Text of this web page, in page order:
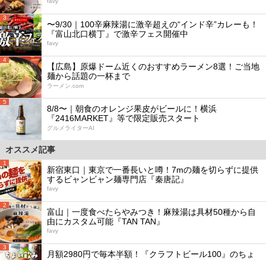
3
〜9/30｜100辛麻辣湯に激辛超えの“インド辛”カレーも！
『富山北口横丁』で激辛フェス開催中
favy
4
【広島】原爆ドーム近くのおすすめラーメン8選！ご当地
麺から話題の一杯まで
ラーメン.com
5
8/8〜｜朝食のオレンジ果皮がビールに！横浜
『2416MARKET』等で限定販売スタート
グルメライターAI
オススメ記事
1
新宿東口｜東京で一番長いと噂！7mの麺を切らずに提供
するビャンビャン麺専門店『秦唐記』
favy
2
富山｜一度食べたらやみつき！麻辣湯は具材50種から自
由にカスタム可能『TAN TAN』
favy
3
月額2980円で毎本半額！『クラフトビール100』のちょ